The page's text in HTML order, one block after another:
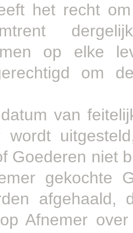
het recht
op elke
om
van
wordt
Goederen niet
gekochte
Afnemer